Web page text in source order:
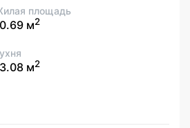
площадь
м2
м2